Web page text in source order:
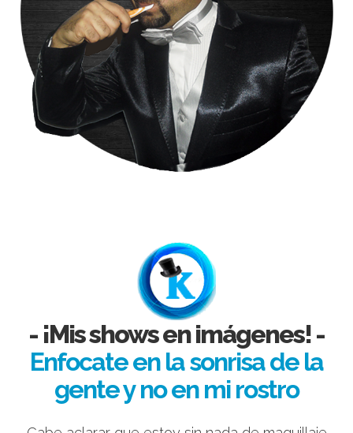
- ¡Mis shows en imágenes! -
Enfocate en la sonrisa de la